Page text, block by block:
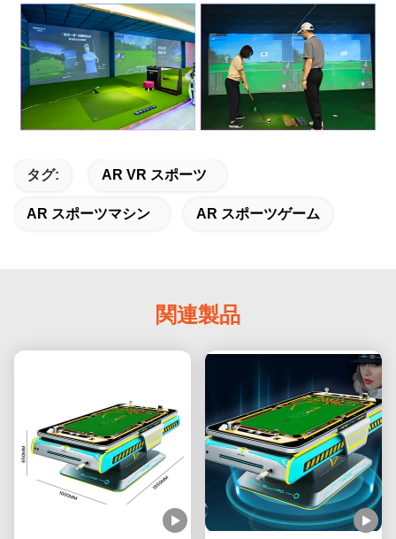
タグ: AR VR スポーツ
AR スポーツマシン AR スポーツゲーム
関連製品